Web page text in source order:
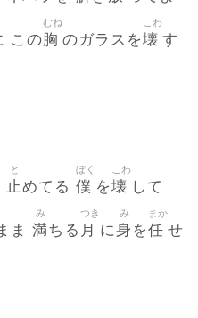
この胸
むね
のガラスを壊
こわ
す
止
と
めてる 僕
ぼく
を壊
こわ
して
ま 満
み
ちる 月
つき
に身
み
を任
まか
せ